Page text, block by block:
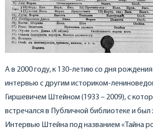
А в 2000 году, к 130-летию со дня
интервью с другим историком-
Гиршевичем Штейном (1933 – 2009), с
встречался в Публичной библиотеке и
Интервью Штейна под названием «Тайна